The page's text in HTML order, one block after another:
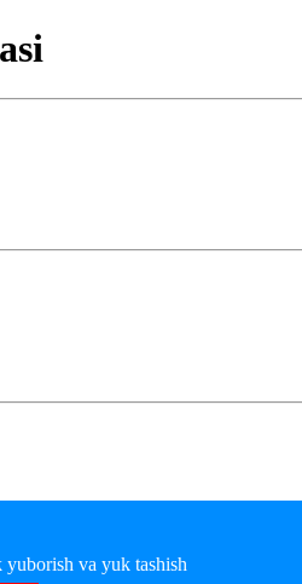
va yuk tashish